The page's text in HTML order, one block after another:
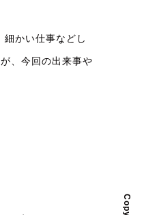
かい仕事などし
、今回の出来事や